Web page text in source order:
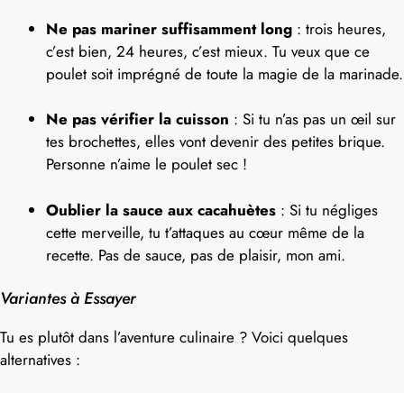
Ne pas mariner suffisamment long : trois heures,
c’est bien, 24 heures, c’est mieux. Tu veux que ce
poulet soit imprégné de toute la magie de la marinade.
Ne pas vérifier la cuisson : Si tu n’as pas un œil sur
tes brochettes, elles vont devenir des petites brique.
Personne n’aime le poulet sec !
Oublier la sauce aux cacahuètes : Si tu négliges
cette merveille, tu t’attaques au cœur même de la
recette. Pas de sauce, pas de plaisir, mon ami.
Variantes à Essayer
Tu es plutôt dans l’aventure culinaire ? Voici quelques
alternatives :